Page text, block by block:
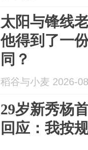
太阳与锋线
他得到了一
同？
稻谷与小麦 2026-
29岁新秀杨
回应：我按